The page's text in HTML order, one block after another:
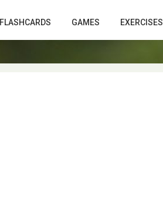
FLASHCARDS GAMES EXERCISES